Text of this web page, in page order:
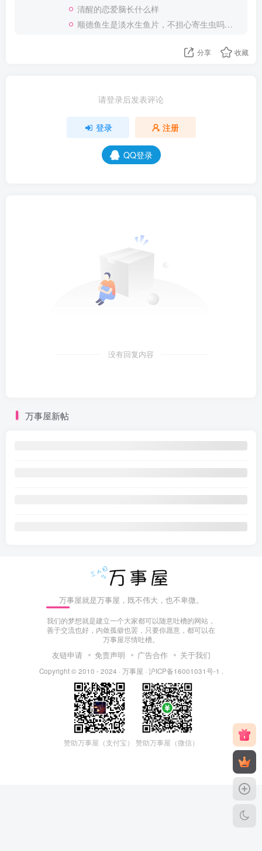
清醒的恋爱脑长什么样
顺德鱼生是淡水生鱼片，不担心寄生虫吗？网友：大数据不会骗人！
分享 收藏
请登录后发表评论
登录 注册
QQ登录
没有回复内容
万事屋新帖
万事屋就是万事屋，既不伟大，也不卑微。
我们的梦想就是建立一个大家都可以随意吐槽的网站，
善于交流也好，内敛孤僻也罢，只要你愿意，都可以在
万事屋尽情吐槽。
友链申请 免责声明 广告合作 关于我们
Copyright © 2010 - 2024 · 万事屋 · 沪ICP备16001031号-1
赞助万事屋（支付宝） 赞助万事屋（微信）